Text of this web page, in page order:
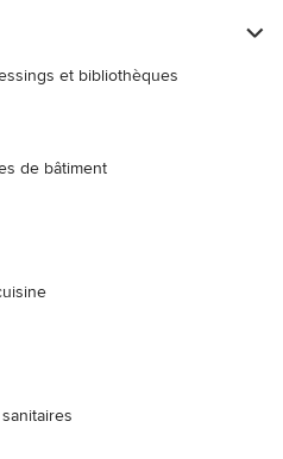
et bibliothèques
de bâtiment